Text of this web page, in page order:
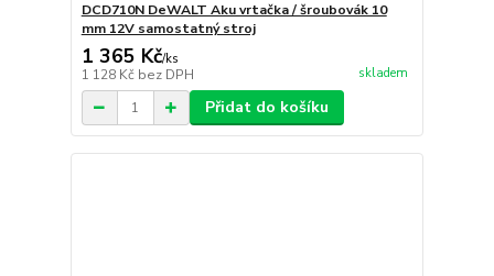
DCD710N DeWALT Aku vrtačka / šroubovák 10
mm 12V samostatný stroj
1 365 Kč/ks
1 128 Kč bez DPH skladem
Přidat do košíku